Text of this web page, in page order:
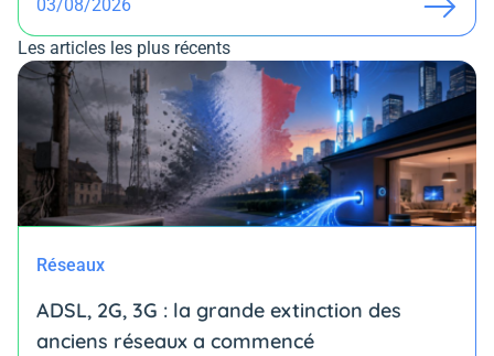
03/08/2026
Les articles les plus récents
Réseaux
ADSL, 2G, 3G : la grande extinction des
anciens réseaux a commencé